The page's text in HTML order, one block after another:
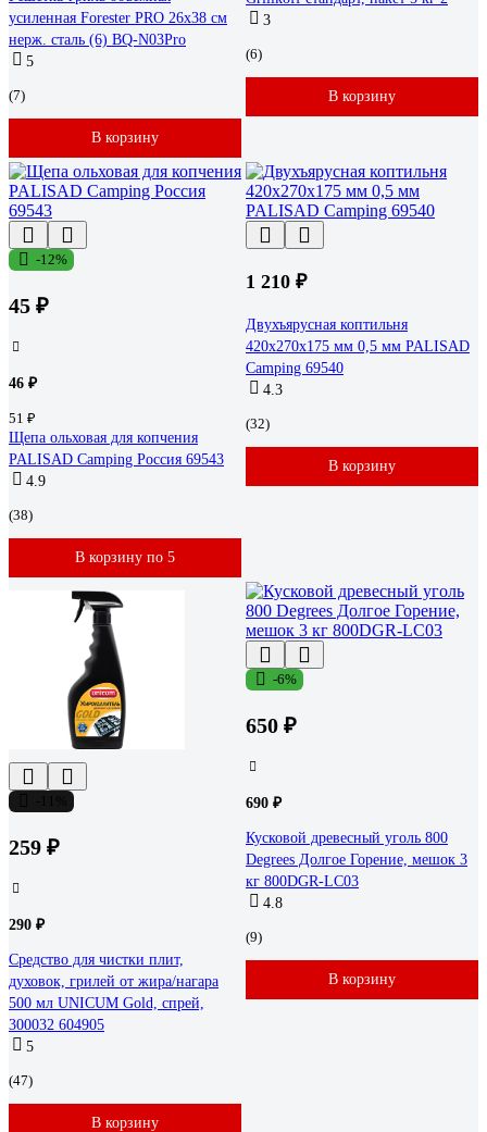
усиленная Forester PRO 26х38 см
нерж. сталь (6) BQ-N03Pro
5
(7)
В корзину
3
(6)
В корзину
-12%
45 ₽
46 ₽
51 ₽
Щепа ольховая для копчения
PALISAD Camping Россия 69543
4.9
(38)
В корзину по 5
1 210 ₽
Двухъярусная коптильня
420х270х175 мм 0,5 мм PALISAD
Camping 69540
4.3
(32)
В корзину
259 ₽
290 ₽
Средство для чистки плит,
духовок, грилей от жира/нагара
500 мл UNICUM Gold, спрей,
300032 604905
5
(47)
В корзину
-6%
650 ₽
690 ₽
Кусковой древесный уголь 800
Degrees Долгое Горение, мешок 3
кг 800DGR-LC03
4.8
(9)
В корзину